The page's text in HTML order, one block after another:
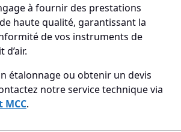
à fournir des prestations
haute qualité, garantissant la
de vos instruments de
étalonnage ou obtenir un devis
notre service technique via
MCC.